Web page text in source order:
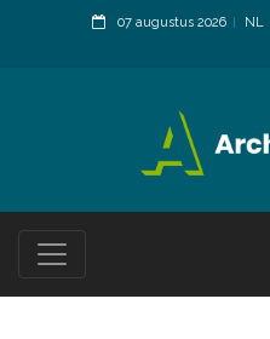
07 augustus 2026 NL